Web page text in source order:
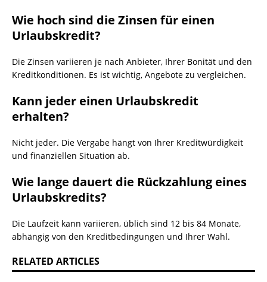
Wie hoch sind die Zinsen für einen
Urlaubskredit?
Die Zinsen variieren je nach Anbieter, Ihrer Bonität und den
Kreditkonditionen. Es ist wichtig, Angebote zu vergleichen.
Kann jeder einen Urlaubskredit
erhalten?
Nicht jeder. Die Vergabe hängt von Ihrer Kreditwürdigkeit
und finanziellen Situation ab.
Wie lange dauert die Rückzahlung eines
Urlaubskredits?
Die Laufzeit kann variieren, üblich sind 12 bis 84 Monate,
abhängig von den Kreditbedingungen und Ihrer Wahl.
RELATED ARTICLES